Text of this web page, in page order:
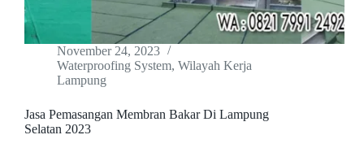
November 24, 2023
Waterproofing System, Wilayah Kerja
Lampung
Jasa Pemasangan Membran Bakar Di Lampung
Selatan 2023